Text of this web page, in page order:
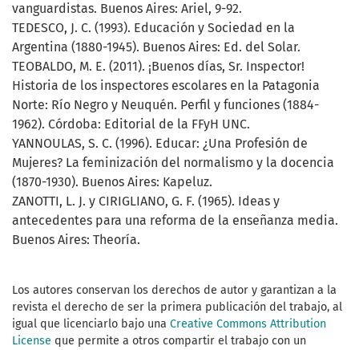
vanguardistas. Buenos Aires: Ariel, 9-92.
TEDESCO, J. C. (1993). Educación y Sociedad en la
Argentina (1880-1945). Buenos Aires: Ed. del Solar.
TEOBALDO, M. E. (2011). ¡Buenos días, Sr. Inspector!
Historia de los inspectores escolares en la Patagonia
Norte: Río Negro y Neuquén. Perfil y funciones (1884-
1962). Córdoba: Editorial de la FFyH UNC.
YANNOULAS, S. C. (1996). Educar: ¿Una Profesión de
Mujeres? La feminización del normalismo y la docencia
(1870-1930). Buenos Aires: Kapeluz.
ZANOTTI, L. J. y CIRIGLIANO, G. F. (1965). Ideas y
antecedentes para una reforma de la enseñanza media.
Buenos Aires: Theoría.
Los autores conservan los derechos de autor y garantizan a la
revista el derecho de ser la primera publicación del trabajo, al
igual que licenciarlo bajo una Creative Commons Attribution
License que permite a otros compartir el trabajo con un